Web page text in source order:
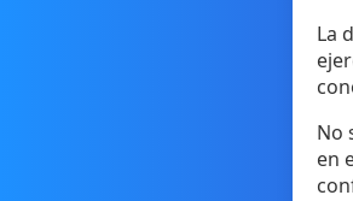
La
No
en